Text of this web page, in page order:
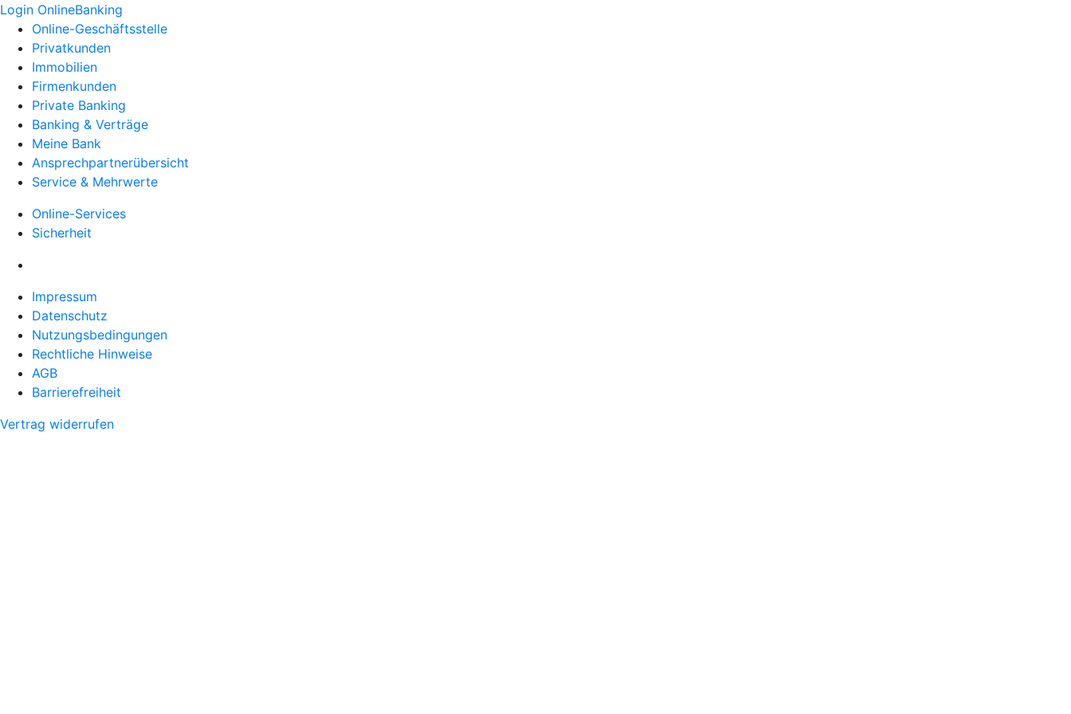
Login OnlineBanking
Online-Geschäftsstelle
Privatkunden
Immobilien
Firmenkunden
Private Banking
Banking & Verträge
Meine Bank
Ansprechpartnerübersicht
Service & Mehrwerte
Online-Services
Sicherheit
Impressum
Datenschutz
Nutzungsbedingungen
Rechtliche Hinweise
AGB
Barrierefreiheit
Vertrag widerrufen